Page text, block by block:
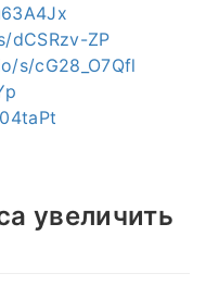
dCSRzv-ZP
s/cG28_O7Qfl
увеличить